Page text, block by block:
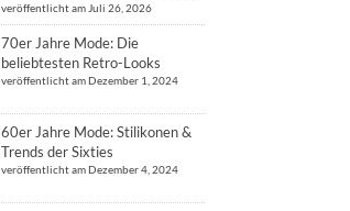
veröffentlicht am Juli 26, 2026
70er Jahre Mode: Die
beliebtesten Retro-Looks
veröffentlicht am Dezember 1, 2024
60er Jahre Mode: Stilikonen &
Trends der Sixties
veröffentlicht am Dezember 4, 2024